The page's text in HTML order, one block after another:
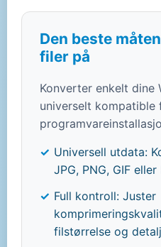
Den beste
filer på
Konverter enkelt dine
universelt kompatible
Universell utdata:
JPG, PNG, GIF
Full kontroll: Juster
filstørrelse og